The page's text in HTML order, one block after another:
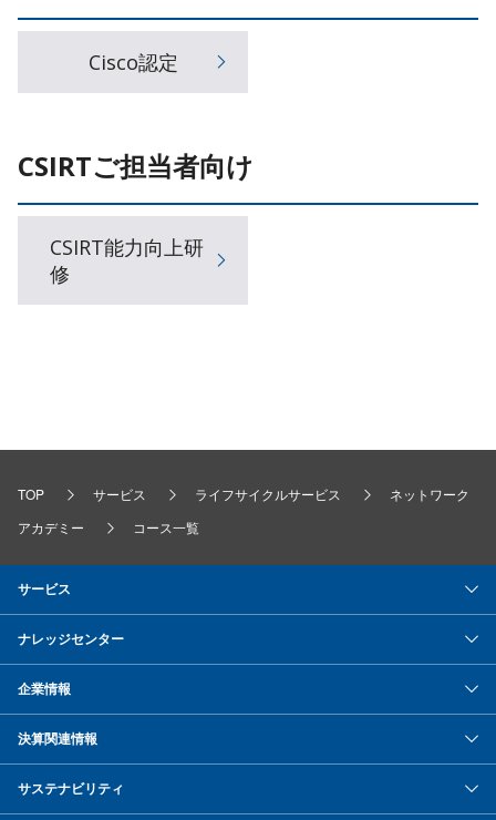
Cisco認定
CSIRTご担当者向け
CSIRT能力向上研
修
TOP サービス ライフサイクルサービス
ネットワーク
アカデミー
コース一覧
サービス
ナレッジセンター
企業情報
決算関連情報
サステナビリティ